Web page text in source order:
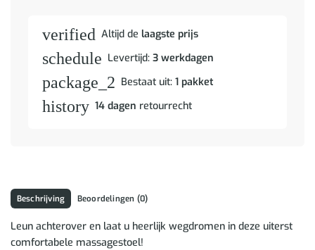
verified Altijd de laagste prijs
schedule Levertijd: 3 werkdagen
package_2 Bestaat uit: 1 pakket
history 14 dagen retourrecht
Beschrijving Beoordelingen (0)
Leun achterover en laat u heerlijk wegdromen in deze uiterst
comfortabele massagestoel!